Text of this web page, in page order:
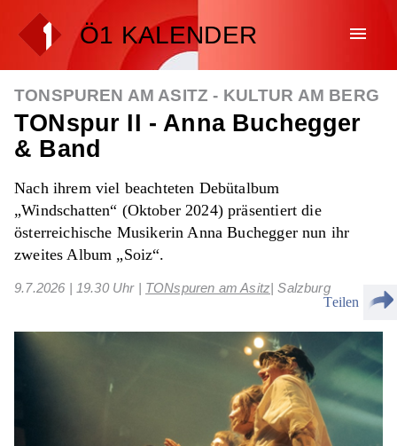
Ö1 KALENDER menu
TONSPUREN AM ASITZ - KULTUR AM BERG
TONspur II - Anna Buchegger
& Band
Nach ihrem viel beachteten Debütalbum
„Windschatten“ (Oktober 2024) präsentiert die
österreichische Musikerin Anna Buchegger nun ihr
zweites Album „Soiz“.
9.7.2026 | 19.30 Uhr| TONspuren am Asitz| Salzburg
Teilen